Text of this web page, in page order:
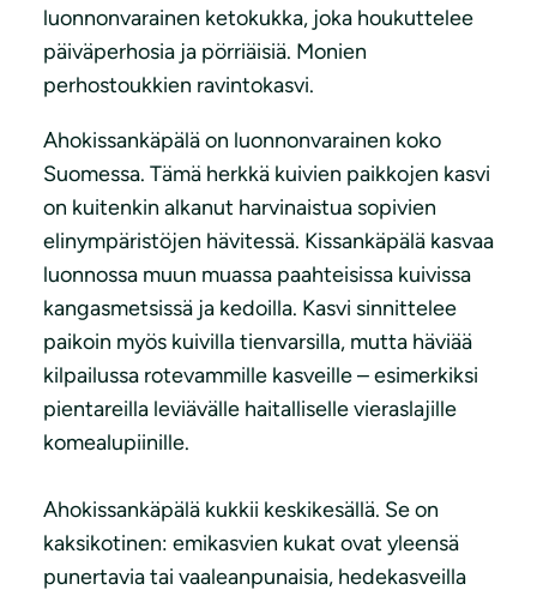
luonnonvarainen ketokukka, joka houkuttelee
päiväperhosia ja pörriäisiä. Monien
perhostoukkien ravintokasvi.
Ahokissankäpälä on luonnonvarainen koko
Suomessa. Tämä herkkä kuivien paikkojen kasvi
on kuitenkin alkanut harvinaistua sopivien
elinympäristöjen hävitessä. Kissankäpälä kasvaa
luonnossa muun muassa paahteisissa kuivissa
kangasmetsissä ja kedoilla. Kasvi sinnittelee
paikoin myös kuivilla tienvarsilla, mutta häviää
kilpailussa rotevammille kasveille – esimerkiksi
pientareilla leviävälle haitalliselle vieraslajille
komealupiinille.
Ahokissankäpälä kukkii keskikesällä. Se on
kaksikotinen: emikasvien kukat ovat yleensä
punertavia tai vaaleanpunaisia, hedekasveilla